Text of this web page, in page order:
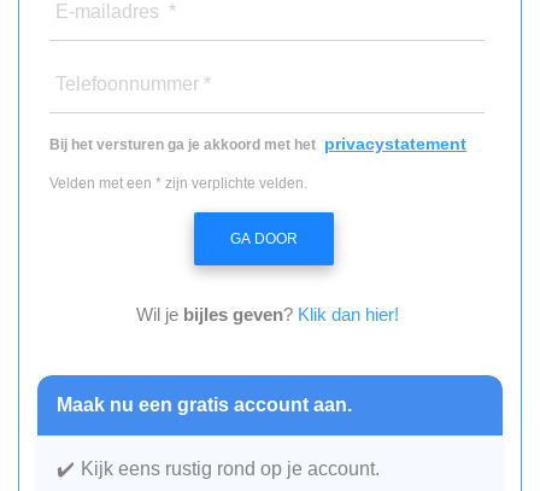
E-mailadres *
Telefoonnummer *
Bij het versturen ga je akkoord met het privacystatement
Velden met een * zijn verplichte velden.
GA DOOR
Wil je bijles geven? Klik dan hier!
Maak nu een gratis account aan.
Kijk eens rustig rond op je account.